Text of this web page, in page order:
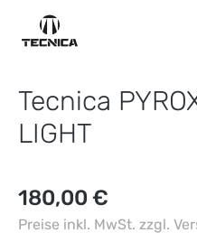
Tecnica
LIGHT
Regulärer Preis:
180,00 €
Preise inkl. MwSt. zzgl.